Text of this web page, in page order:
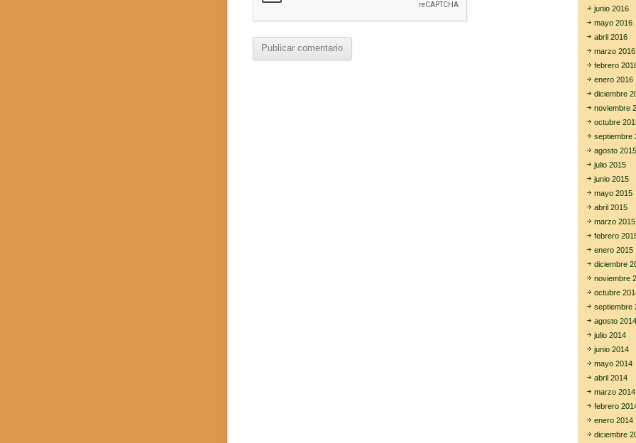
junio 2016
mayo 2016
abril 2016
marzo 2016
febrero
enero 2016
diciembre
noviembre
octubre
septiembre
agosto 2015
julio 2015
junio 2015
mayo 2015
abril 2015
marzo 2015
febrero
enero 2015
diciembre
noviembre
octubre
septiembre
agosto 2014
julio 2014
junio 2014
mayo 2014
abril 2014
marzo 2014
febrero
enero 2014
diciembre